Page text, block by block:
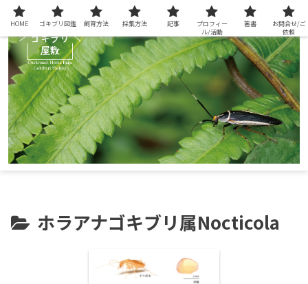
ホラアナゴキブリ属Nocticola
HOME ゴキブリ図鑑 飼育方法 採集方法 記事
プロフィー
ル/活動
著書
お問合せ/ご
依頼